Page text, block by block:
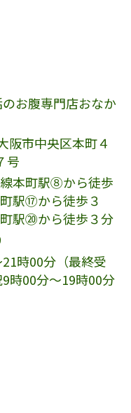
お腹専門店おなか
阪市中央区本町４
号
本町駅⑧から徒歩
駅⑰から徒歩３
駅⑳から徒歩３分
時00分（最終受
時00分～19時00分